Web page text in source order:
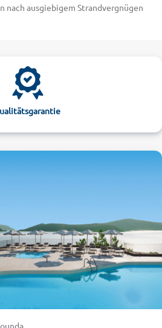
nach ausgiebigem Strandvergnügen
für Ihren Urlaub in Elounda.
Strand entfernt und bietet
am Voulismeni-See.
Sie die Europa-Statue, die den
Europas befand. Interessieren